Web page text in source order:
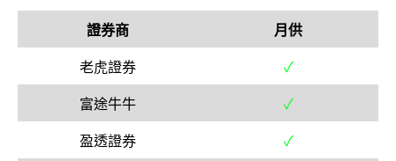
證券商 月供
老虎證券 ✓
富途牛牛 ✓
盈透證券 ✓